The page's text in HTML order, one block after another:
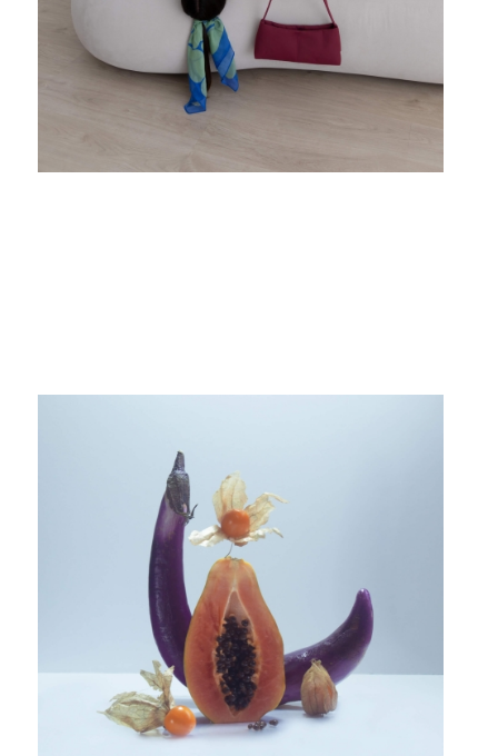
Fotografía Artística